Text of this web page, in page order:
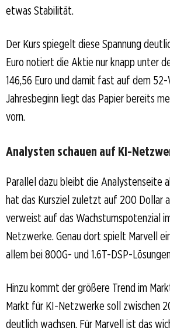
etwas Stabilität.
Der Kurs spiegelt diese Spannung
Euro notiert die Aktie nur knapp unter
146,56 Euro und damit fast auf dem
Jahresbeginn liegt das Papier bereits
vorn.
Analysten schauen auf KI-
Parallel dazu bleibt die Analystenseite
hat das Kursziel zuletzt auf 200 Dollar
verweist auf das Wachstumspotenzial
Netzwerke. Genau dort spielt Marvell
allem bei 800G- und 1.6T-DSP-
Hinzu kommt der größere Trend im
Markt für KI-Netzwerke soll zwischen
deutlich wachsen. Für Marvell ist das